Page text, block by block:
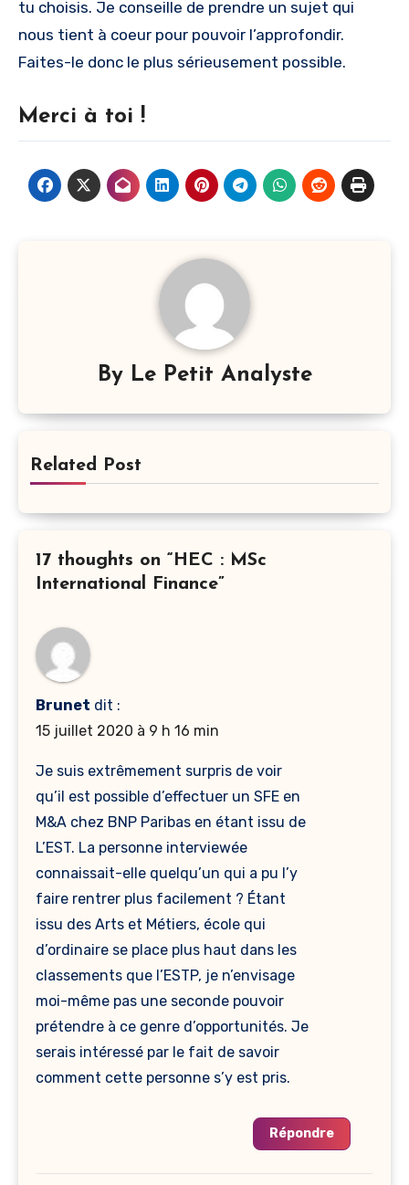
tu choisis. Je conseille de prendre un sujet qui
nous tient à coeur pour pouvoir l’approfondir.
Faites-le donc le plus sérieusement possible.
Merci à toi !
By Le Petit Analyste
Related Post
17 thoughts on “HEC : MSc
International Finance”
Brunet dit :
15 juillet 2020 à 9 h 16 min
Je suis extrêmement surpris de voir
qu’il est possible d’effectuer un SFE en
M&A chez BNP Paribas en étant issu de
L’EST. La personne interviewée
connaissait-elle quelqu’un qui a pu l’y
faire rentrer plus facilement ? Étant
issu des Arts et Métiers, école qui
d’ordinaire se place plus haut dans les
classements que l’ESTP, je n’envisage
moi-même pas une seconde pouvoir
prétendre à ce genre d’opportunités. Je
serais intéressé par le fait de savoir
comment cette personne s’y est pris.
Répondre